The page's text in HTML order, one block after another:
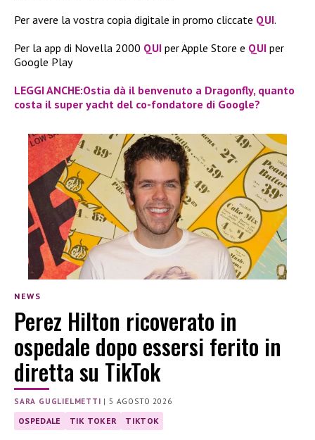
Per avere la vostra copia digitale in promo cliccate QUI.
Per la app di Novella 2000 QUI per Apple Store e QUI per
Google Play
LEGGI ANCHE:Ostia dà il benvenuto a Dragonfly, quanto
costa il super yacht del co-fondatore di Google?
NEWS
Perez Hilton ricoverato in
ospedale dopo essersi ferito in
diretta su TikTok
SARA GUGLIELMETTI | 5 AGOSTO 2026
OSPEDALE TIK TOKER TIKTOK